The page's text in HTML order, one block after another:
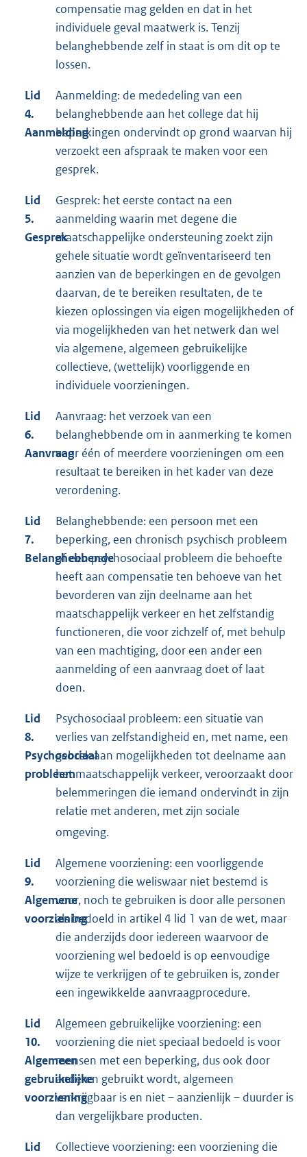
compensatie mag gelden en dat in het
individuele geval maatwerk is. Tenzij
belanghebbende zelf in staat is om dit op te
lossen.
Lid
4.
Aanmelding
Aanmelding: de mededeling van een
belanghebbende aan het college dat hij
beperkingen ondervindt op grond waarvan hij
verzoekt een afspraak te maken voor een
gesprek.
Lid
5.
Gesprek
Gesprek: het eerste contact na een
aanmelding waarin met degene die
maatschappelijke ondersteuning zoekt zijn
gehele situatie wordt geïnventariseerd ten
aanzien van de beperkingen en de gevolgen
daarvan, de te bereiken resultaten, de te
kiezen oplossingen via eigen mogelijkheden of
via mogelijkheden van het netwerk dan wel
via algemene, algemeen gebruikelijke
collectieve, (wettelijk) voorliggende en
individuele voorzieningen.
Lid
6.
Aanvraag
Aanvraag: het verzoek van een
belanghebbende om in aanmerking te komen
voor één of meerdere voorzieningen om een
resultaat te bereiken in het kader van deze
verordening.
Lid
7.
Belanghebbende
Belanghebbende: een persoon met een
beperking, een chronisch psychisch probleem
of een psychosociaal probleem die behoefte
heeft aan compensatie ten behoeve van het
bevorderen van zijn deelname aan het
maatschappelijk verkeer en het zelfstandig
functioneren, die voor zichzelf of, met behulp
van een machtiging, door een ander een
aanmelding of een aanvraag doet of laat
doen.
Lid
8.
Psychosociaal
probleem
Psychosociaal probleem: een situatie van
verlies van zelfstandigheid en, met name, een
gebrek aan mogelijkheden tot deelname aan
het maatschappelijk verkeer, veroorzaakt door
belemmeringen die iemand ondervindt in zijn
relatie met anderen, met zijn sociale
omgeving.
Lid
9.
Algemene
voorziening
Algemene voorziening: een voorliggende
voorziening die weliswaar niet bestemd is
voor, noch te gebruiken is door alle personen
als bedoeld in artikel 4 lid 1 van de wet, maar
die anderzijds door iedereen waarvoor de
voorziening wel bedoeld is op eenvoudige
wijze te verkrijgen of te gebruiken is, zonder
een ingewikkelde aanvraagprocedure.
Lid
10.
Algemeen
gebruikelijke
voorziening
Algemeen gebruikelijke voorziening: een
voorziening die niet speciaal bedoeld is voor
mensen met een beperking, dus ook door
anderen gebruikt wordt, algemeen
verkrijgbaar is en niet – aanzienlijk – duurder is
dan vergelijkbare producten.
Lid Collectieve voorziening: een voorziening die